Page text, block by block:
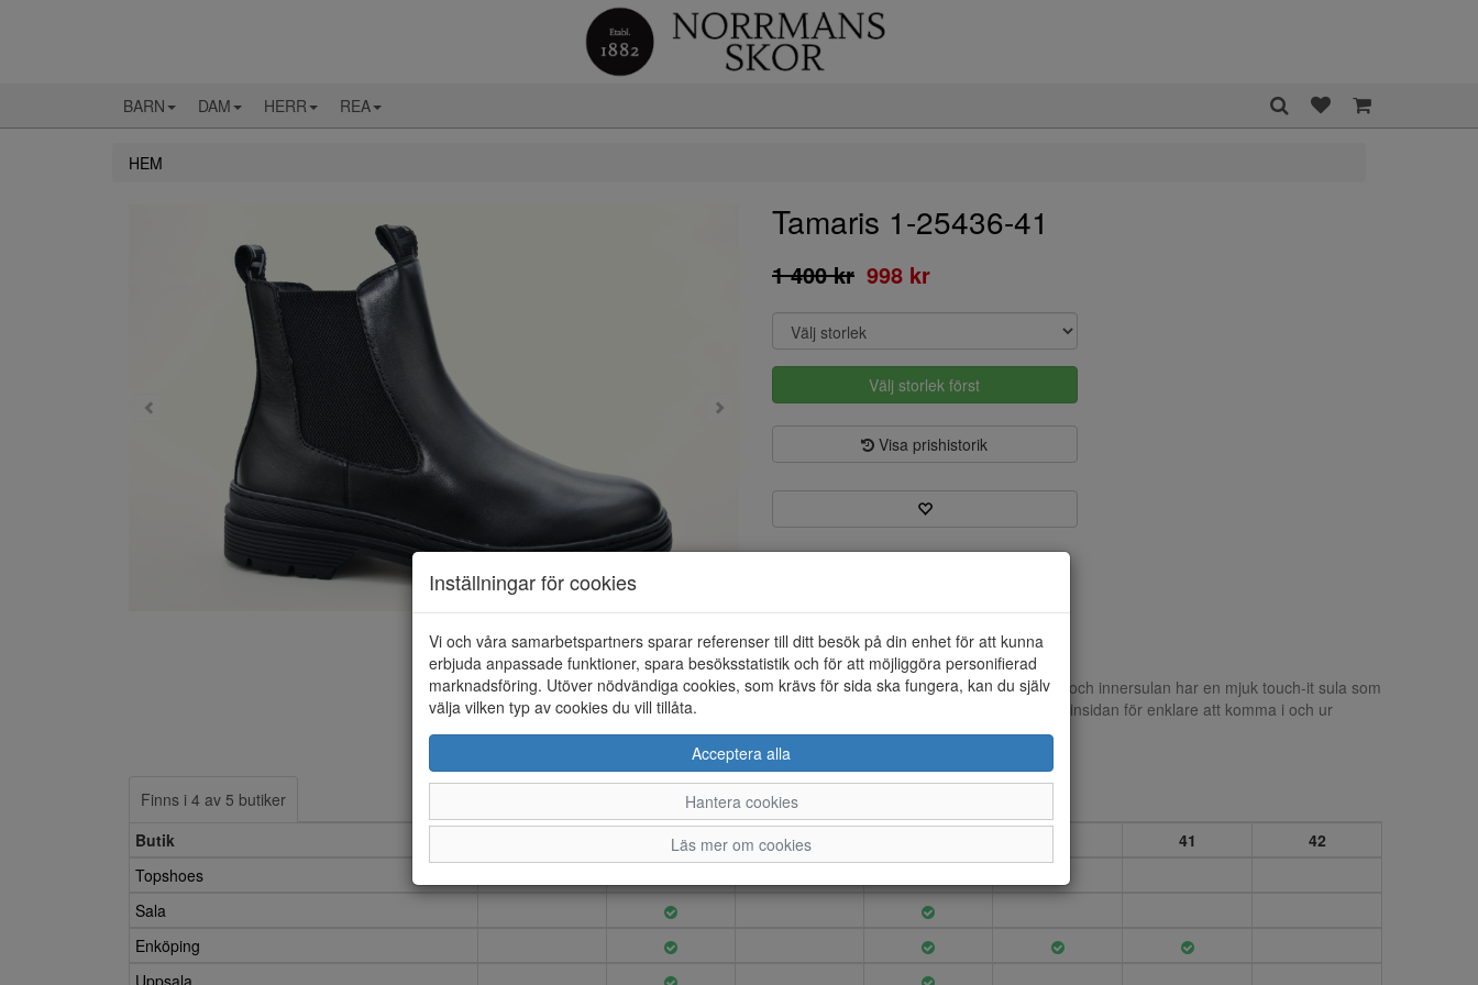
BARN DAM HERR REA
HEM
Tamaris 1-25436-41
1 400 kr 998 kr
Välj storlek först
Visa prishistorik
Varumärke: Tamaris
Färg: Svart
Chelseaboots i skinn. Innerfodret är i textil och innersulan har en mjuk touch-it sula som
är löstagbar. Bootsen har en dragkedja på insidan för enklare att komma i och ur
skorna.
Finns i 4 av 5 butiker
Butik
37 38 41
42
Topshoes
Sala
Enköping
Uppsala
Inställningar för cookies
Vi och våra samarbetspartners sparar referenser till ditt besök på din enhet för att kunna
erbjuda anpassade funktioner, spara besöksstatistik och för att möjliggöra personifierad
marknadsföring. Utöver nödvändiga cookies, som krävs för sida ska fungera, kan du själv
välja vilken typ av cookies du vill tillåta.
Acceptera alla
Hantera cookies
Läs mer om cookies